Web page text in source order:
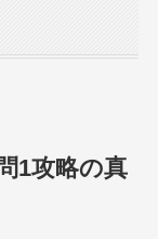
1攻略の真